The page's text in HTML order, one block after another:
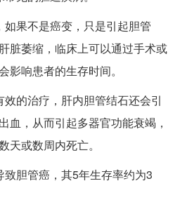
果不是癌变，只是引起胆管
脏萎缩，临床上可以通过手术或
影响患者的生存时间。
的治疗，肝内胆管结石还会引
血，从而引起多器官功能衰竭，
天或数周内死亡。
胆管癌，其5年生存率约为3